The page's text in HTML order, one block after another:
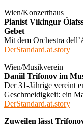
Wien/Konzerthaus
Pianist Víkingur
Gebet
Mit dem Orchestra
DerStandard.at.story
Wien/Musikverein
Daniil Trifonov im
Der 31-Jährige vereint
Geschmeidigkeit: ein
DerStandard.at.story
Zuweilen lässt